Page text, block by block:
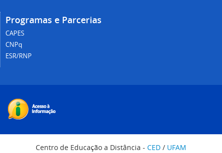
Programas e Parcerias
CAPES
CNPq
ESR/RNP
Centro de Educação a Distância - CED / UFAM